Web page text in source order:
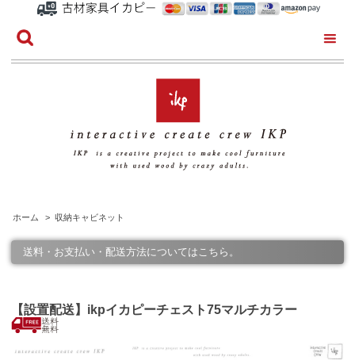
ホーム > 収納キャビネット
送料・お支払い・配送方法についてはこちら。
【設置配送】ikpイカピーチェスト75マルチカラー